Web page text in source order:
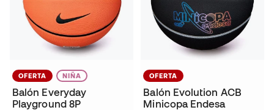
OFERTA NIÑA
Balón Everyday
Playground 8P
OFERTA
Balón Evolution ACB
Minicopa Endesa